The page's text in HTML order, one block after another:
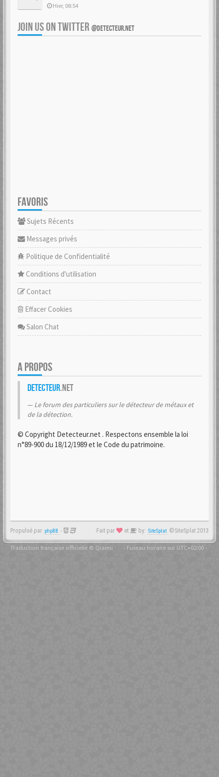
Hier, 08:54
JOIN US ON TWITTER @DETECTEUR.NET
FAVORIS
Sujets Récents
Messages privés
Politique de Confidentialité
Conditions d'utilisation
Contact
Effacer Cookies
Salon Chat
A PROPOS
Detecteur.net
Le forum des particuliers sur le détecteur de métaux et
de la détection.
© Copyright Detecteur.net . Respectons ensemble la loi
n°89-900 du 18/12/1989 et le Code du patrimoine.
Propulsé par phpBB - Fait par et by: SiteSplat ©SiteSplat 2013
Traduction française officielle © Qiaeru - Fuseau horaire sur UTC+02:00-